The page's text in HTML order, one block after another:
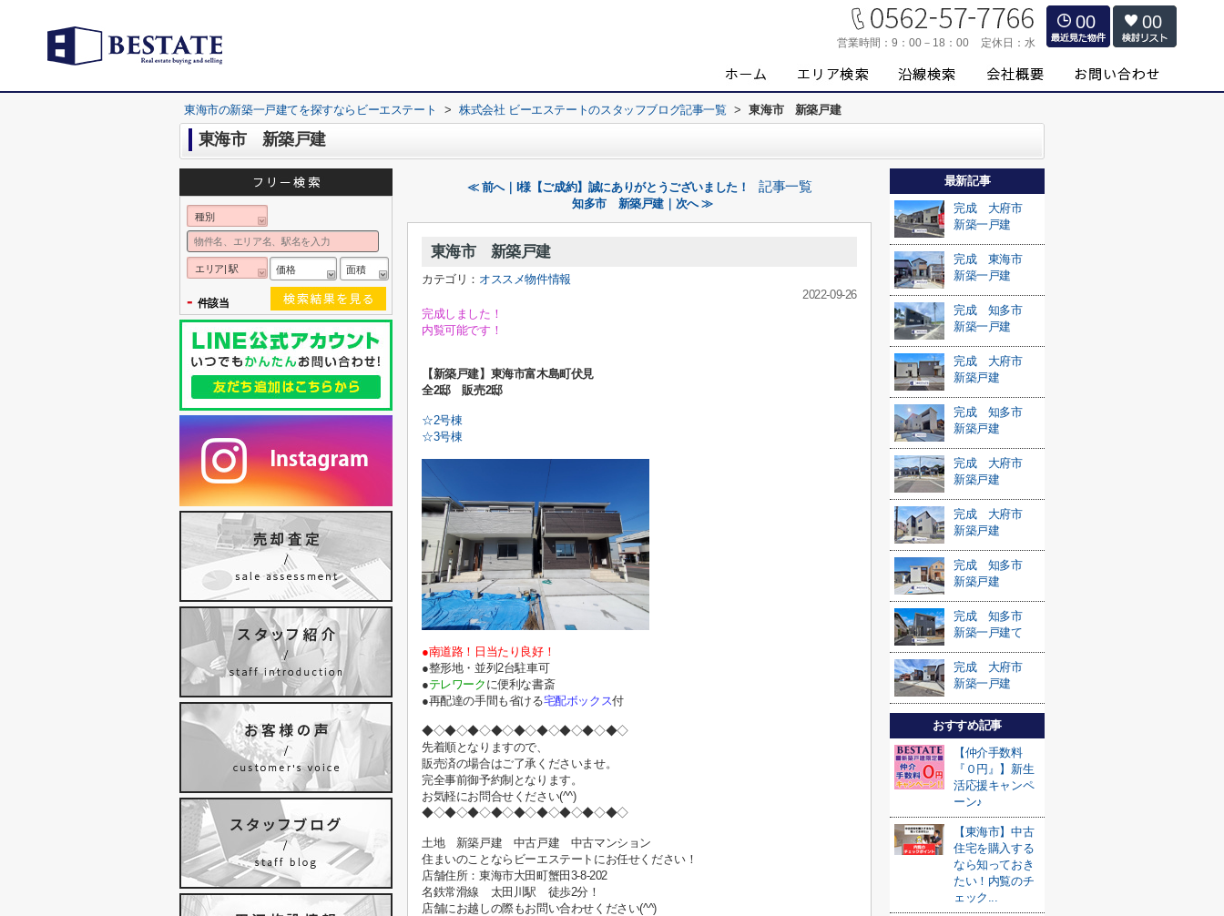
営業時間： 9：00－18：00 定休日： 水
00 00
東海市の新築一戸建てを探すならビーエステート > 株式会社 ビーエステートのスタッフブログ記事一覧 > 東海市 新築戸建
東海市 新築戸建
≪ 前へ｜I様【ご成約】誠にありがとうございました！ 記事一覧
知多市 新築戸建｜次へ ≫
東海市 新築戸建
カテゴリ： オススメ物件情報
2022-09-26
完成しました！
内覧可能です！
【新築戸建】東海市富木島町伏見
全2邸 販売2邸
☆2号棟
☆3号棟
●南道路！日当たり良好！
●整形地・並列2台駐車可
●テレワーク に便利な書斎
●再配達の手間も省ける宅配ボックス付
◆◇◆◇◆◇◆◇◆◇◆◇◆◇◆◇◆◇
先着順となりますので、
販売済の場合はご了承くださいませ。
完全事前御予約制となります。
お気軽にお問合せください(^^)
◆◇◆◇◆◇◆◇◆◇◆◇◆◇◆◇◆◇
土地 新築戸建 中古戸建 中古マンション
住まいのことならビーエステートにお任せください！
店舗住所：東海市大田町蟹田3-8-202
名鉄常滑線 太田川駅 徒歩2分！
店舗にお越しの際もお問い合わせください(^^)
最新記事
完成 大府市
新築一戸建
完成 東海市
新築一戸建
完成 知多市
新築一戸建
完成 大府市
新築戸建
完成 知多市
新築戸建
完成 大府市
新築戸建
完成 大府市
新築戸建
完成 知多市
新築戸建
完成 知多市
新築一戸建て
完成 大府市
新築一戸建
おすすめ記事
【仲介手数料
『０円』】新生
活応援キャンペ
ーン♪
【東海市】中古
住宅を購入する
なら知っておき
たい！内覧のチ
ェック...
種別
エリア| 駅 価格 面積
- 件該当